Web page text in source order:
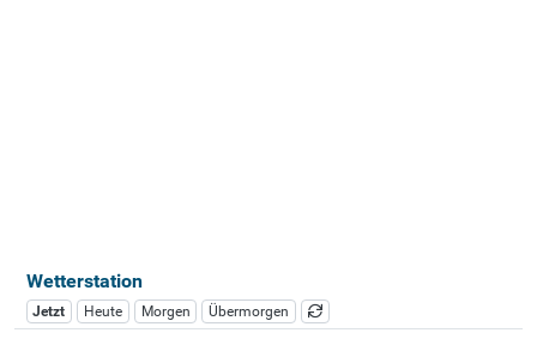
Wetterstation
Jetzt Heute Morgen Übermorgen